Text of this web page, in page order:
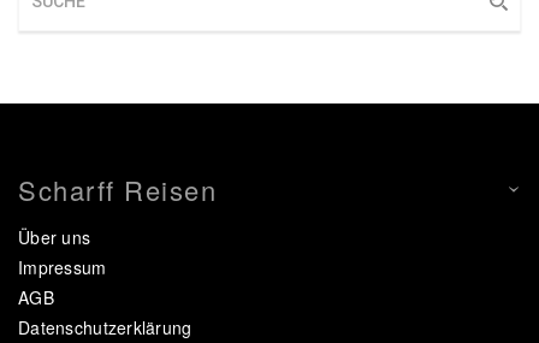
Scharff Reisen
Über uns
Impressum
AGB
Datenschutzerklärung